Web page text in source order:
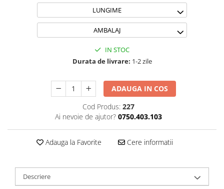
Lănțișoare cu Cruce
Lănțișoare cu Stea
Lănțișoare cu Semilună
Lănțișoare cu Animale
Lănțișoare cu Molecule
Lănțișoare cu Pietre Naturale
Lănțișoare Argint Diverse
COLIERE CU PERLE
Coliere cu Perle Preciosa
COLIERE ȘNUR REGLABIL
LUNGIME
AMBALAJ
IN STOC
Durata de livrare: 1-2 zile
ADAUGA IN COS
Cod Produs: 227
Ai nevoie de ajutor? 0750.403.103
Adauga la Favorite Cere informatii
Descriere